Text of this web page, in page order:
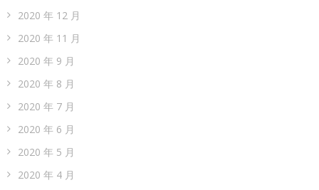
2020 年 12 月
2020 年 11 月
2020 年 9 月
2020 年 8 月
2020 年 7 月
2020 年 6 月
2020 年 5 月
2020 年 4 月